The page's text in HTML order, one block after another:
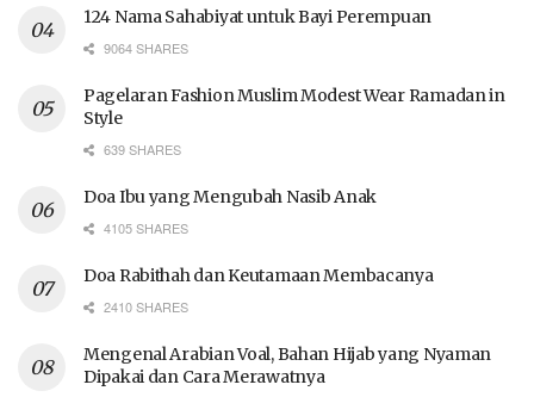
124 Nama Sahabiyat untuk Bayi Perempuan
9064 SHARES
Pagelaran Fashion Muslim Modest Wear Ramadan in
Style
639 SHARES
Doa Ibu yang Mengubah Nasib Anak
4105 SHARES
Doa Rabithah dan Keutamaan Membacanya
2410 SHARES
Mengenal Arabian Voal, Bahan Hijab yang Nyaman
Dipakai dan Cara Merawatnya